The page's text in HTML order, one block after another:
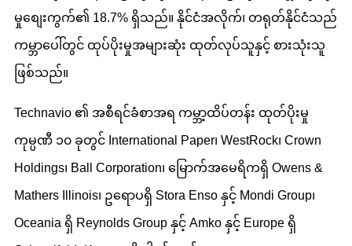
မှုစျေးကွက်၏ 18.7% ရှိသည်။ နိုင်ငံအလိုက်၊ တရုတ်နိုင်ငံသည်
ကမ္ဘာပေါ်တွင် ထုပ်ပိုးမှုအများဆုံး ထုတ်လုပ်သူနှင့် စားသုံးသူ
ဖြစ်သည်။
Technavio ၏ အစီရင်ခံစာအရ ကမ္ဘာ့ထိပ်တန်း ထုတ်ပိုးမှု
ကုမ္ပဏီ ၁၀ ခုတွင် International Paper၊ WestRock၊ Crown
Holdings၊ Ball Corporation၊ မြောက်အမေရိကရှိ Owens &
Mathers Illinois၊ ဥရောပရှိ Stora Enso နှင့် Mondi Group၊
Oceania ရှိ Reynolds Group နှင့် Amko နှင့် Europe ရှိ